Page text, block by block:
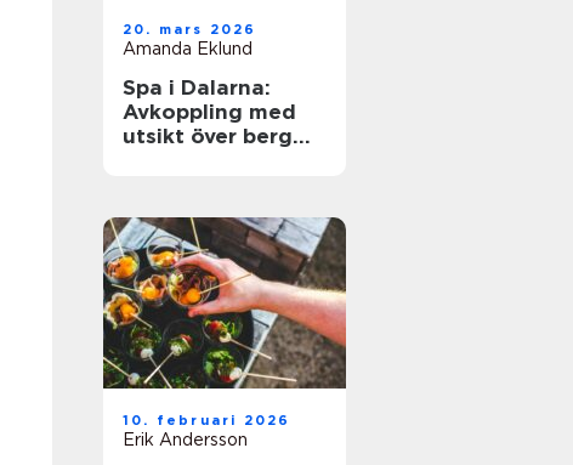
20. mars 2026
Amanda Eklund
Spa i Dalarna:
Avkoppling med
utsikt över berg
10. februari 2026
Erik Andersson